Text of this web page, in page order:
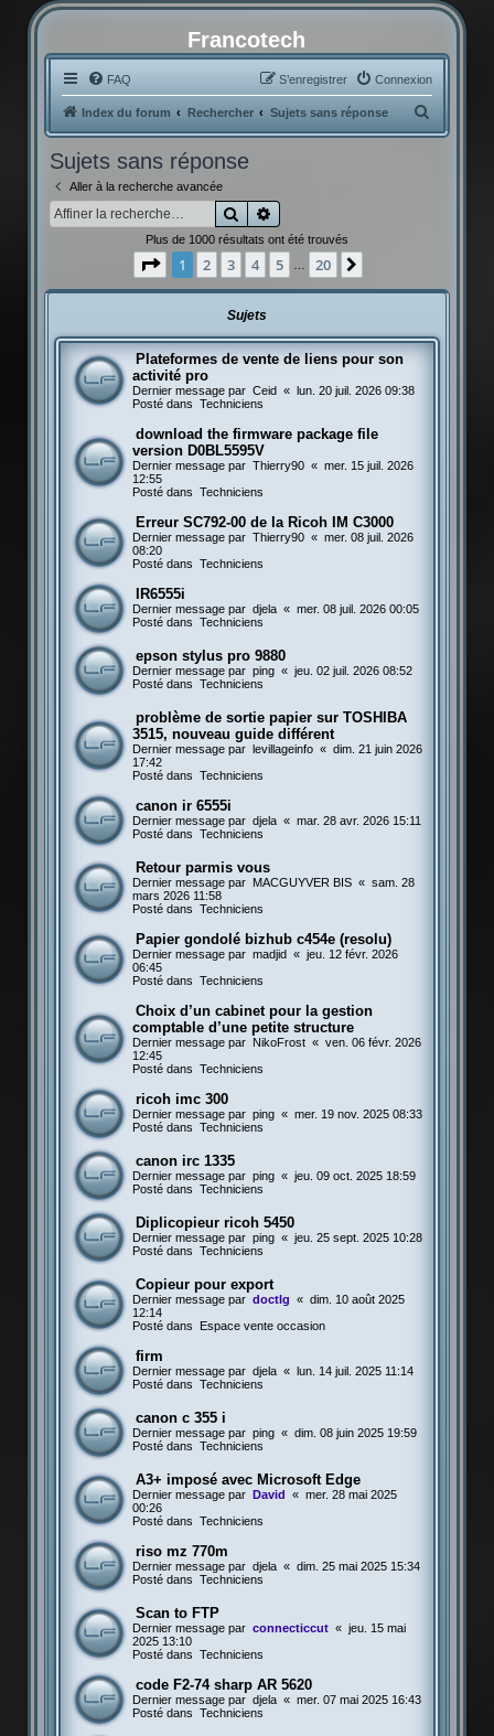
Francotech
FAQ Connexion
S’enregistrer
Index du forum Rechercher Sujets sans réponse
e
h
Sujets sans réponse
Aller à la recherche avancée
Rechercher
Plus de 1000 résultats ont été trouvés
Page 1sur20
1 2 3 4 5 20
Sujets
Plateformes de vente de liens pour son
activité pro
Dernier message par Ceid « lun. 20 juil. 2026 09:38
Posté dans Techniciens
download the firmware package file
version D0BL5595V
Dernier message par Thierry90 « mer. 15 juil. 2026
12:55
Posté dans Techniciens
Erreur SC792-00 de la Ricoh IM C3000
Dernier message par Thierry90 « mer. 08 juil. 2026
08:20
Posté dans Techniciens
IR6555i
Dernier message par djela « mer. 08 juil. 2026 00:05
Posté dans Techniciens
epson stylus pro 9880
Dernier message par ping « jeu. 02 juil. 2026 08:52
Posté dans Techniciens
problème de sortie papier sur TOSHIBA
3515, nouveau guide différent
Dernier message par levillageinfo « dim. 21 juin 2026
17:42
Posté dans Techniciens
canon ir 6555i
Dernier message par djela « mar. 28 avr. 2026 15:11
Posté dans Techniciens
Retour parmis vous
Dernier message par MACGUYVER BIS « sam. 28
mars 2026 11:58
Posté dans Techniciens
Papier gondolé bizhub c454e (resolu)
Dernier message par madjid « jeu. 12 févr. 2026
06:45
Posté dans Techniciens
Choix d’un cabinet pour la gestion
comptable d’une petite structure
Dernier message par NikoFrost « ven. 06 févr. 2026
12:45
Posté dans Techniciens
ricoh imc 300
Dernier message par ping « mer. 19 nov. 2025 08:33
Posté dans Techniciens
canon irc 1335
Dernier message par ping « jeu. 09 oct. 2025 18:59
Posté dans Techniciens
Diplicopieur ricoh 5450
Dernier message par ping « jeu. 25 sept. 2025 10:28
Posté dans Techniciens
Copieur pour export
Dernier message par doctlg « dim. 10 août 2025
12:14
Posté dans
Espace vente occasion
firm
Dernier message par djela « lun. 14 juil. 2025 11:14
Posté dans Techniciens
canon c 355 i
Dernier message par ping « dim. 08 juin 2025 19:59
Posté dans Techniciens
A3+ imposé avec Microsoft Edge
Dernier message par David « mer. 28 mai 2025
00:26
Posté dans Techniciens
riso mz 770m
Dernier message par djela « dim. 25 mai 2025 15:34
Posté dans Techniciens
Scan to FTP
Dernier message par connecticcut « jeu. 15 mai
2025 13:10
Posté dans Techniciens
code F2-74 sharp AR 5620
Dernier message par djela « mer. 07 mai 2025 16:43
Posté dans Techniciens